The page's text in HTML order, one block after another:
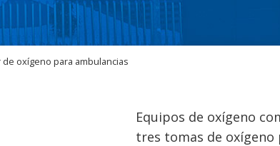
oxígeno para ambulancias
Equipos de oxígeno
tres tomas de oxígeno